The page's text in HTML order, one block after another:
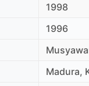
1998
1996
Madura,